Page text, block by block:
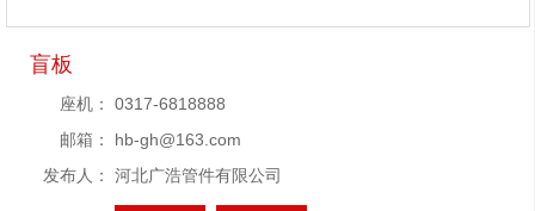
盲板
座机：
0317-6818888
邮箱：
hb-gh@163.com
发布人：
河北广浩管件有限公司